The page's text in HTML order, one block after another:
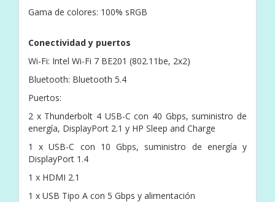
Gama de colores: 100% sRGB
Conectividad y puertos
Wi-Fi: Intel Wi-Fi 7 BE201 (802.11be, 2x2)
Bluetooth: Bluetooth 5.4
Puertos:
2 x Thunderbolt 4 USB-C con 40 Gbps, suministro de
energía, DisplayPort 2.1 y HP Sleep and Charge
1 x USB-C con 10 Gbps, suministro de energía y
DisplayPort 1.4
1 x HDMI 2.1
1 x USB Tipo A con 5 Gbps y alimentación